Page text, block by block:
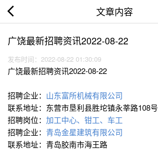
文章内容
广饶最新招聘资讯2022-08-22
发布时间：2022-08-22 01:30:09
广饶最新招聘资讯2022-08-22
招聘企业： 山东富所机械有限公司
联系地址：东营市垦利县胜坨镇永莘路108号
招聘岗位： 加工中心、钳工、车工
招聘企业： 青岛金星建筑有限公司
联系地址：青岛胶南市海王路